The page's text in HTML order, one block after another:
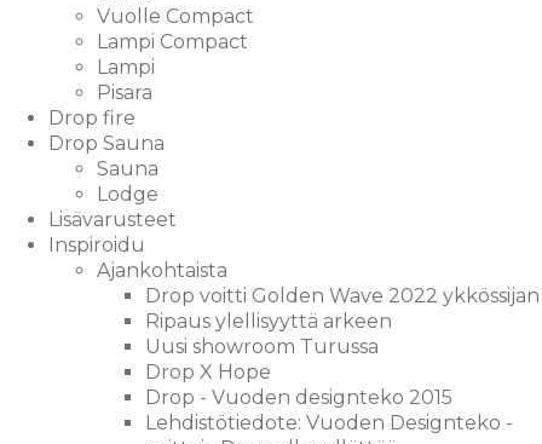
Vuolle Compact
Lampi Compact
Lampi
Pisara
Drop fire
Drop Sauna
Sauna
Lodge
Lisävarusteet
Inspiroidu
Ajankohtaista
Drop voitti Golden Wave 2022 ykkössijan
Ripaus ylellisyyttä arkeen
Uusi showroom Turussa
Drop X Hope
Drop - Vuoden designteko 2015
Lehdistötiedote: Vuoden Designteko -